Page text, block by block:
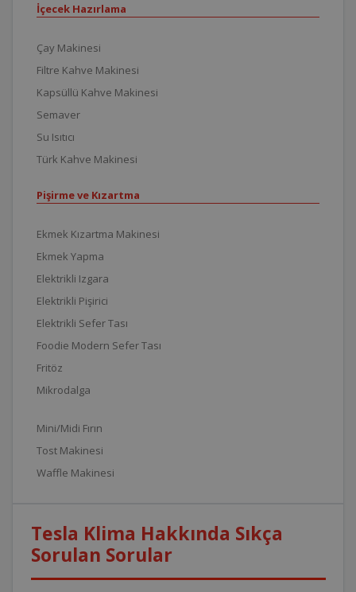
İçecek Hazırlama
Çay Makinesi
Filtre Kahve Makinesi
Kapsüllü Kahve Makinesi
Semaver
Su Isıtıcı
Türk Kahve Makinesi
Pişirme ve Kızartma
Ekmek Kızartma Makinesi
Ekmek Yapma
Elektrikli Izgara
Elektrikli Pişirici
Elektrikli Sefer Tası
Foodie Modern Sefer Tası
Fritöz
Mikrodalga
Mini/Midi Fırın
Tost Makinesi
Waffle Makinesi
Tesla Klima Hakkında Sıkça
Sorulan Sorular